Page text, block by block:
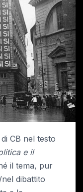
CB nel testo
e il
il tema, pur
dibattito